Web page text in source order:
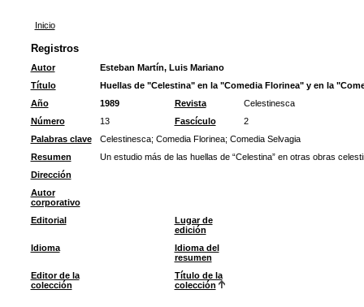
Inicio
Registros
Autor
Esteban Martín, Luis Mariano
Título
Huellas de "Celestina" en la "Comedia Florinea" y en la
Año
1989 Revista
Celestinesca
Número
13 Fascículo
2
Palabras clave
Celestinesca; Comedia Florinea; Comedia Selvagia
Resumen
Un estudio más de las huellas de “Celestina” en otras obras
Dirección
Autor
corporativo
Editorial
Lugar de
edición
Idioma
Idioma del
resumen
Editor de la
colección
Título de la
colección